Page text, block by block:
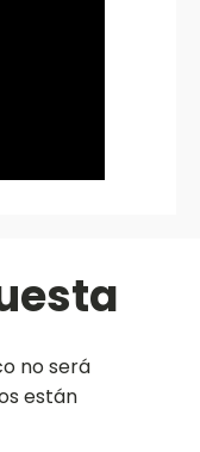
no será
están